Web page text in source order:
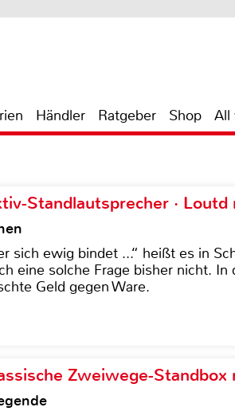
Händler Ratgeber Shop All
Standlautsprecher · Loutd
sich ewig bindet ...“ heißt es in
eine solche Frage bisher nicht. In
Geld gegen Ware.
Zweiwege-